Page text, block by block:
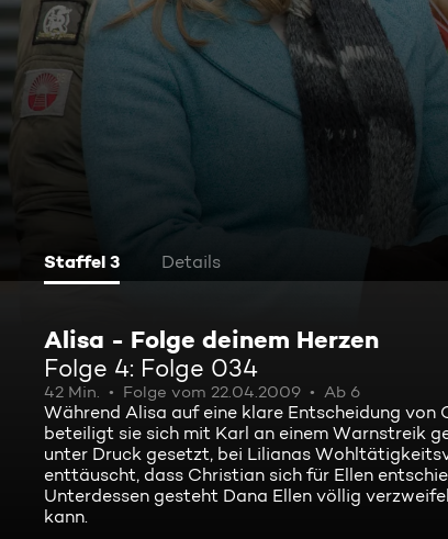
Staffel 3 Details
Alisa - Folge deinem Herzen
Folge 4: Folge 034
42 Min. Folge vom 22.04.2009 Ab 6
Während Alisa auf eine klare Entscheidung
beteiligt sie sich mit Karl an einem Warnstreik
unter Druck gesetzt, bei Lilianas
enttäuscht, dass Christian sich für Ellen
Unterdessen gesteht Dana Ellen völlig
kann.